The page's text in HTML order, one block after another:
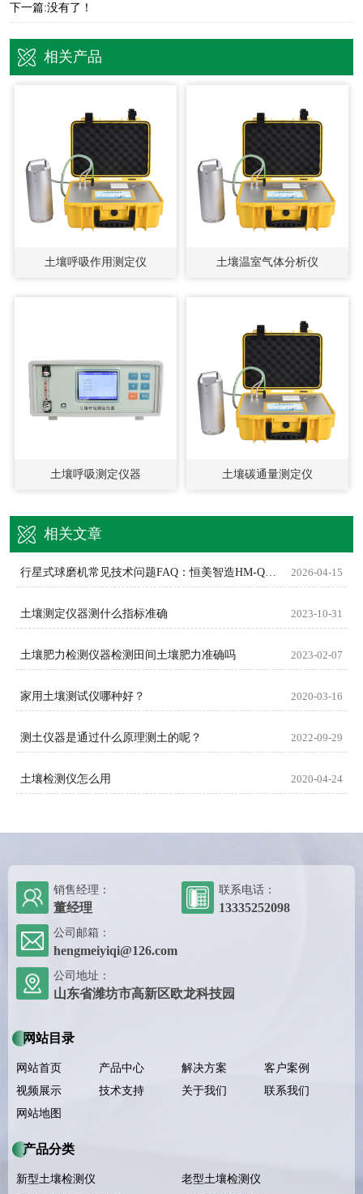
下一篇:没有了！
相关产品
土壤呼吸作用测定仪 土壤温室气体分析仪
土壤呼吸测定仪器 土壤碳通量测定仪
相关文章
2026-04-15
土壤测定仪器测什么指标准确 2023-10-31
土壤肥力检测仪器检测田间土壤肥力准确吗 2023-02-07
家用土壤测试仪哪种好？ 2020-03-16
测土仪器是通过什么原理测土的呢？ 2022-09-29
土壤检测仪怎么用 2020-04-24
销售经理：
董经理
联系电话：
13335252098
公司邮箱：
hengmeiyiqi@126.com
公司地址：
山东省潍坊市高新区欧龙科技园
网站目录
网站首页 产品中心 解决方案
客户案例
视频展示
技术支持 关于我们
联系我们
网站地图
产品分类
新型土壤检测仪
老型土壤检测仪